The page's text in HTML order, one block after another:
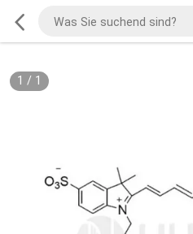
1 / 1